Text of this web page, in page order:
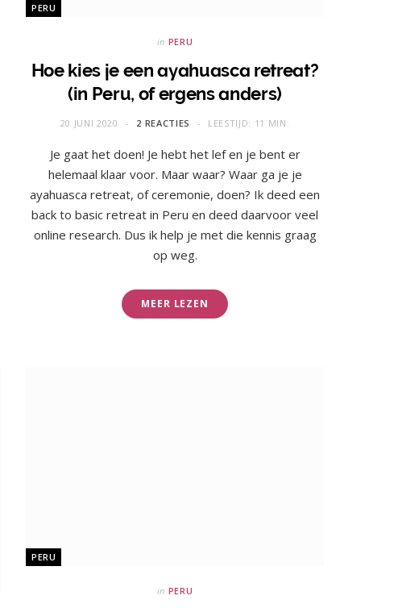
PERU
in PERU
Hoe kies je een ayahuasca retreat?
(in Peru, of ergens anders)
20 JUNI 2020 2 REACTIES LEESTIJD: 11 MIN.
Je gaat het doen! Je hebt het lef en je bent er
helemaal klaar voor. Maar waar? Waar ga je je
ayahuasca retreat, of ceremonie, doen? Ik deed een
back to basic retreat in Peru en deed daarvoor veel
online research. Dus ik help je met die kennis graag
op weg.
MEER LEZEN
PERU
in PERU